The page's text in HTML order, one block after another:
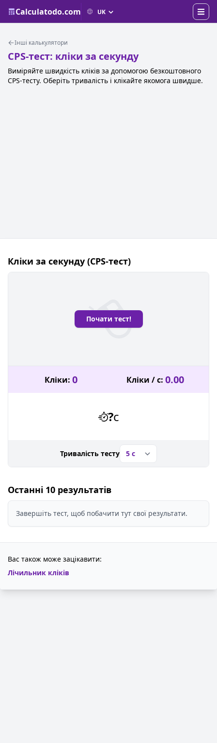
Calculatodo.com
Інші калькулятори
CPS-тест: кліки за секунду
Виміряйте швидкість кліків за допомогою безкоштовного
CPS-тесту. Оберіть тривалість і клікайте якомога швидше.
Кліки за секунду (CPS-тест)
Почати тест!
Кліки: 0 Кліки / с: 0.00
?с
Тривалість тесту
Останні 10 результатів
Завершіть тест, щоб побачити тут свої результати.
Вас також може зацікавити:
Лічильник кліків